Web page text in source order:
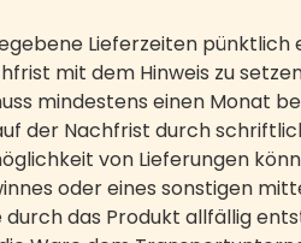
Lieferzeiten pünktlich
mit dem Hinweis zu
mindestens einen Monat
der Nachfrist durch
von Lieferungen
oder eines sonstigen
das Produkt allfällig